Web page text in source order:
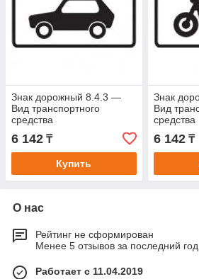
Знак дорожный 8.4.3 —
Вид транспортного
средства
6 142 ₸
Купить
Знак
Вид
средства
6 142₸
О нас
Рейтинг не сформирован
Менее 5 отзывов за последний год
Работает с 11.04.2019